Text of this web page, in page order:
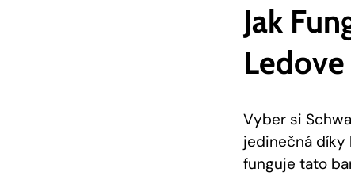
Jak
Ledove‍
Vyber si
jedinečná díky
funguje tato